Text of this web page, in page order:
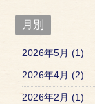
月別
2026年5月 (1)
2026年4月 (2)
2026年2月 (1)